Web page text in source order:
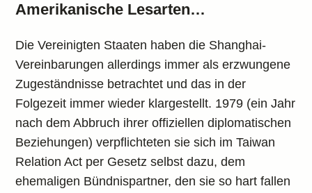
Amerikanische Lesarten…
Die Vereinigten Staaten haben die Shanghai-
Vereinbarungen allerdings immer als erzwungene
Zugeständnisse betrachtet und das in der
Folgezeit immer wieder klargestellt. 1979 (ein Jahr
nach dem Abbruch ihrer offiziellen diplomatischen
Beziehungen) verpflichteten sie sich im Taiwan
Relation Act per Gesetz selbst dazu, dem
ehemaligen Bündnispartner, den sie so hart fallen